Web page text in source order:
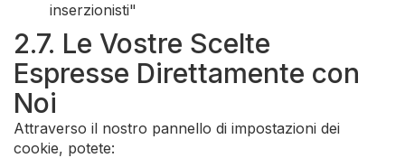
inserzionisti"
2.7. Le Vostre Scelte
Espresse Direttamente con
Noi
Attraverso il nostro pannello di impostazioni dei
cookie, potete: